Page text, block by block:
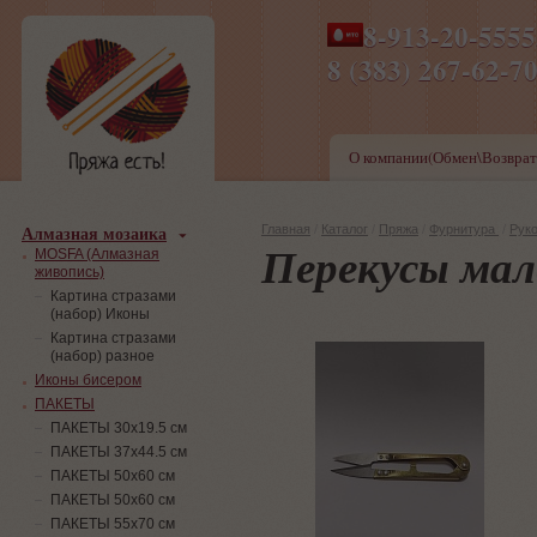
8-913-20-
8 (383) 267-
ПН-ПТ 8-17,СБ-ВС 9-
О
Главная Каталог Пряжа Фурнитура
Перекусы
Алмазная мозаика
MOSFA (Алмазная
живопись)
Картина стразами
(набор) Иконы
Картина стразами
(набор) разное
Иконы бисером
ПАКЕТЫ
ПАКЕТЫ 30х19.5 см
ПАКЕТЫ 37х44.5 см
ПАКЕТЫ 50х60 см
ПАКЕТЫ 50х60 см
ПАКЕТЫ 55х70 см